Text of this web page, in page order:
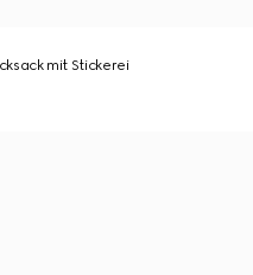
mit Stickerei